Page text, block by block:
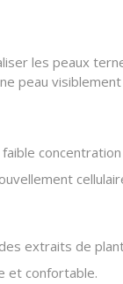
les peaux
peau
extraits de
et confortable.